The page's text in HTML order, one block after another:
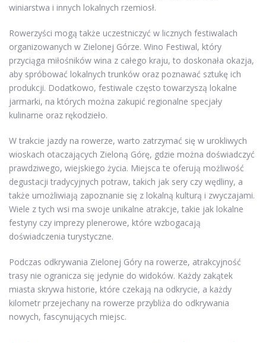
winiarstwa i innych lokalnych rzemiosł.
Rowerzyści mogą także uczestniczyć w licznych festiwalach
organizowanych w Zielonej Górze. Wino Festiwal, który
przyciąga miłośników wina z całego kraju, to doskonała okazja,
aby spróbować lokalnych trunków oraz poznawać sztukę ich
produkcji. Dodatkowo, festiwale często towarzyszą lokalne
jarmarki, na których można zakupić regionalne specjały
kulinarne oraz rękodzieło.
W trakcie jazdy na rowerze, warto zatrzymać się w urokliwych
wioskach otaczających Zieloną Górę, gdzie można doświadczyć
prawdziwego, wiejskiego życia. Miejsca te oferują możliwość
degustacji tradycyjnych potraw, takich jak sery czy wędliny, a
także umożliwiają zapoznanie się z lokalną kulturą i zwyczajami.
Wiele z tych wsi ma swoje unikalne atrakcje, takie jak lokalne
festyny czy imprezy plenerowe, które wzbogacają
doświadczenia turystyczne.
Podczas odkrywania Zielonej Góry na rowerze, atrakcyjność
trasy nie ogranicza się jedynie do widoków. Każdy zakątek
miasta skrywa historie, które czekają na odkrycie, a każdy
kilometr przejechany na rowerze przybliża do odkrywania
nowych, fascynujących miejsc.